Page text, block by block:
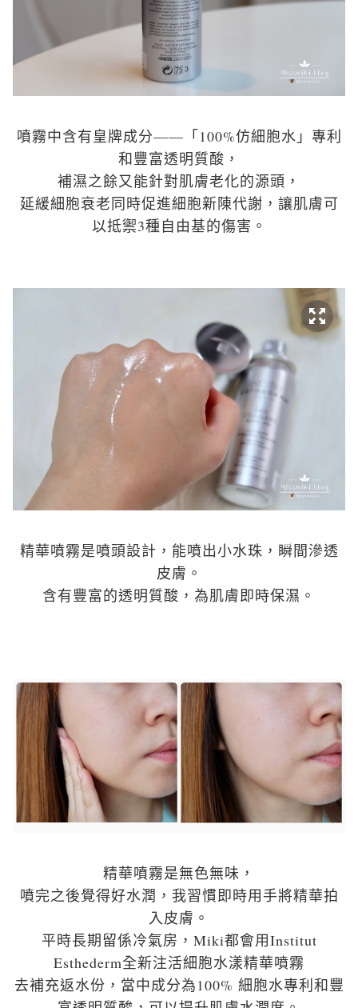
噴霧中含有皇牌成分——「100%仿細胞水」專利
和豐富透明質酸，
補濕之餘又能針對肌膚老化的源頭，
延緩細胞衰老同時促進細胞新陳代謝， 讓肌膚可
以抵禦3種自由基的傷害。
精華噴霧是噴頭設計，能噴出小水珠， 瞬間滲透
皮膚。
含有豐富的透明質酸，為肌膚即時保濕。
精華噴霧是無色無味，
噴完之後覺得好水潤，我習慣即時用手將精華拍
入皮膚。
平時長期留係冷氣房 ， Miki都會用Institut
Esthederm全新注活細胞水漾精華噴霧
去補充返水份 ， 當中成分為100% 細胞水專利和豐